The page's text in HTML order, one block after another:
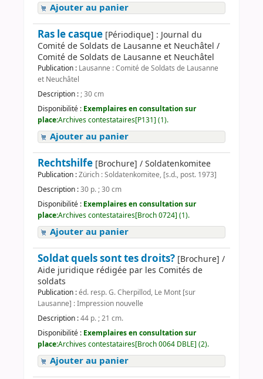
Ajouter au panier
Ras le casque [Périodique] : Journal du
Comité de Soldats de Lausanne et Neuchâtel /
Comité de Soldats de Lausanne et Neuchâtel
Publication : Lausanne : Comité de Soldats de Lausanne
et Neuchâtel
Description :; 30 cm
Disponibilité : Exemplaires en consultation sur
place:Archives contestataires[P131] (1).
Ajouter au panier
Rechtshilfe [Brochure] / Soldatenkomitee
Publication :Zürich : Soldatenkomitee, [s.d., post. 1973]
Description :30 p. ; 30 cm
Disponibilité : Exemplaires en consultation sur
place:Archives contestataires[Broch 0724] (1).
Ajouter au panier
Soldat quels sont tes droits? [Brochure] /
Aide juridique rédigée par les Comités de
soldats
Publication :éd. resp. G. Cherpillod, Le Mont [sur
Lausanne] : Impression nouvelle
Description :44 p. ; 21 cm.
Disponibilité : Exemplaires en consultation sur
place:Archives contestataires[Broch 0064 DBLE] (2).
Ajouter au panier